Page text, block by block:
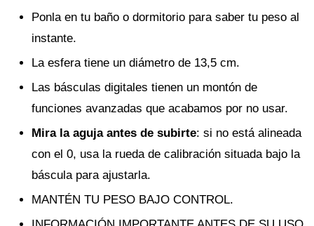
Ponla en tu baño o dormitorio para saber tu peso al
instante.
La esfera tiene un diámetro de 13,5 cm.
Las básculas digitales tienen un montón de
funciones avanzadas que acabamos por no usar.
Mira la aguja antes de subirte: si no está alineada
con el 0, usa la rueda de calibración situada bajo la
báscula para ajustarla.
MANTÉN TU PESO BAJO CONTROL.